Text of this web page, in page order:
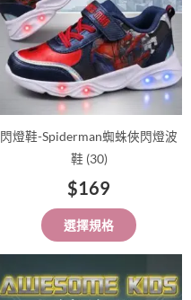
閃燈鞋-Spiderman蜘蛛俠閃燈波
鞋 (30)
$169
選擇規格
款
式。
可
在
產
頁
面
選
擇
選
項
產